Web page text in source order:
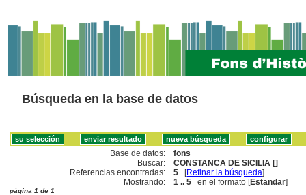
Búsqueda en la base de datos
Base de datos:
fons
Buscar:
CONSTANCA DE SICILIA []
Referencias encontradas:
5 [Refinar la búsqueda]
Mostrando:
1 .. 5 en el formato [Estandar]
página 1 de 1